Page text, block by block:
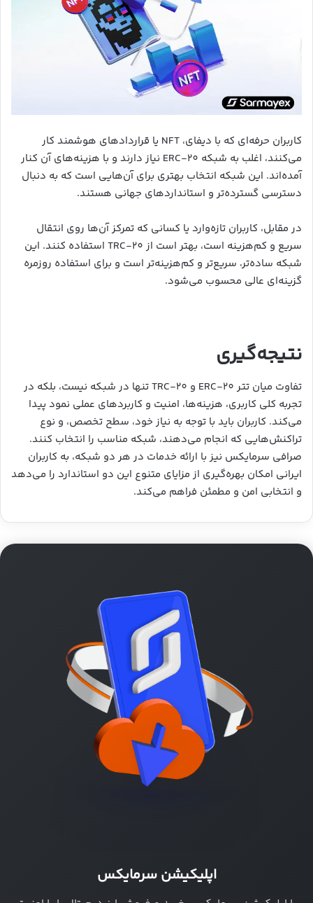
کاربران حرفه‌ای که با دیفای، NFT یا قراردادهای هوشمند کار
می‌کنند، اغلب به شبکه ERC-20 نیاز دارند و با هزینه‌های آن کنار
آمده‌اند. این شبکه انتخاب بهتری برای آن‌هایی است که به دنبال
دسترسی گسترده‌تر و استانداردهای جهانی هستند.
در مقابل، کاربران تازه‌وارد یا کسانی که تمرکز آن‌ها روی انتقال
سریع و کم‌هزینه است، بهتر است از TRC-20 استفاده کنند. این
شبکه ساده‌تر، سریع‌تر و کم‌هزینه‌تر است و برای استفاده روزمره
گزینه‌ای عالی محسوب می‌شود.
نتیجه‌گیری
تفاوت میان تتر ERC-20 و TRC-20 تنها در شبکه نیست، بلکه در
تجربه کلی کاربری، هزینه‌ها، امنیت و کاربردهای عملی نمود پیدا
می‌کند. کاربران باید با توجه به نیاز خود، سطح تخصص، و نوع
تراکنش‌هایی که انجام می‌دهند، شبکه مناسب را انتخاب کنند.
صرافی سرمایکس نیز با ارائه خدمات در هر دو شبکه، به کاربران
ایرانی امکان بهره‌گیری از مزایای متنوع این دو استاندارد را می‌دهد
و انتخابی امن و مطمئن فراهم می‌کند.
اپلیکیشن سرمایکس